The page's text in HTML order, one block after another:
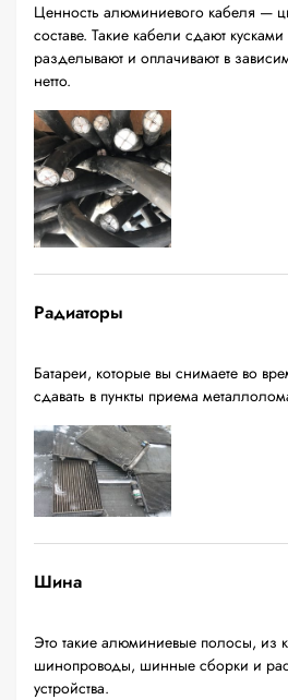
Ценность алюминиевого кабеля —
составе. Такие кабели сдают
разделывают и оплачивают в
нетто.
Радиаторы
Батареи, которые вы снимаете во
сдавать в пункты приема
Шина
Это такие алюминиевые полосы, из
шинопроводы, шинные сборки и
устройства.